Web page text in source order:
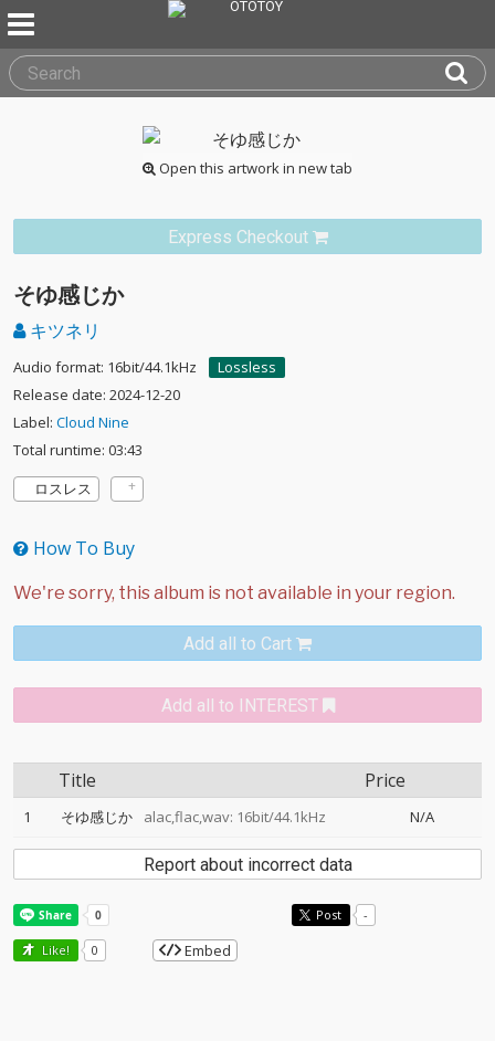
Open this artwork in new tab
Express Checkout
そゆ感じか
キツネリ
Audio format: 16bit/44.1kHz
Lossless
Release date: 2024-12-20
Label: Cloud Nine
Total runtime: 03:43
ロスレス
How To Buy
Add all to Cart
Add all to INTEREST
Title Price
1 そゆ感じか alac,flac,wav: 16bit/44.1kHz N/A
Report about incorrect data
Post -
Like! 0 Embed